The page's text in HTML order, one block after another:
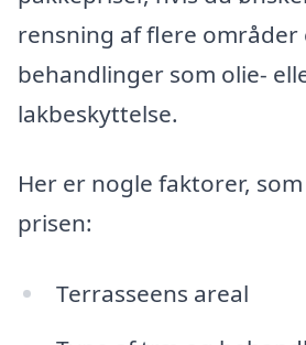
rensning af flere områder
behandlinger som olie-
lakbeskyttelse.
Her er nogle faktorer,
prisen:
Terrasseens areal